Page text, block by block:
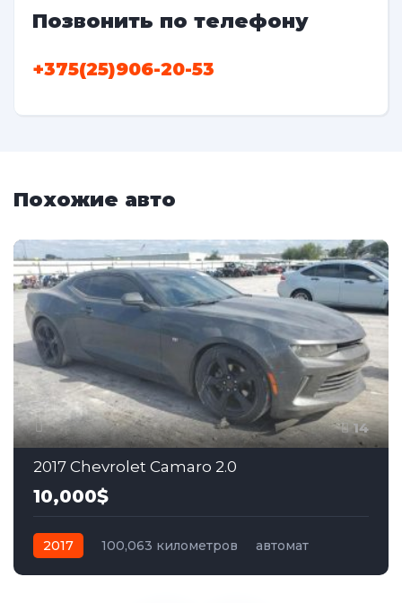
Позвонить по телефону
+375(25)906-20-53
Похожие авто
14
2017 Chevrolet Camaro 2.0
10,000$
2017 100,063 километров
автомат